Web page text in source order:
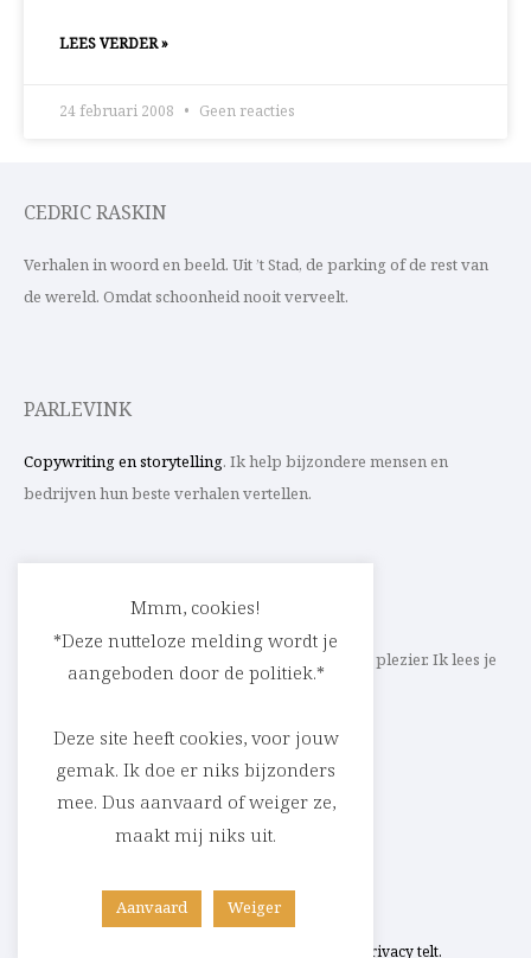
LEES VERDER »
24 februari 2008 Geen reacties
CEDRIC RASKIN
Verhalen in woord en beeld. Uit ’t Stad, de parking of de rest van
de wereld. Omdat schoonheid nooit verveelt.
PARLEVINK
Copywriting en storytelling. Ik help bijzondere mensen en
bedrijven hun beste verhalen vertellen.
Schrijf ik straks mee aan jouw verhaal? Met veel plezier. Ik lees je
heel graag op
cedric@parlevink.be
SOCIAL
Facebook
Instagram
Linkedin
Jouw privacy telt.
Mmm, cookies!
*Deze nutteloze melding wordt je
aangeboden door de politiek.*
Deze site heeft cookies, voor jouw
gemak. Ik doe er niks bijzonders
mee. Dus aanvaard of weiger ze,
maakt mij niks uit.
Aanvaard Weiger